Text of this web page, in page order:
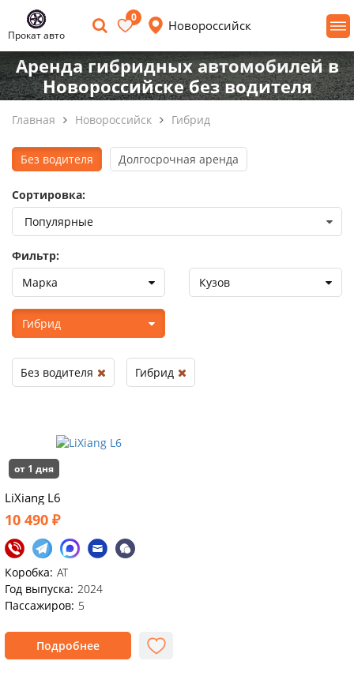
Прокат авто
0
Новороссийск
Аренда гибридных автомобилей в
Новороссийске без водителя
Главная Новороссийск Гибрид
от 1 дня
LiXiang L6
10 490 ₽
Коробка: АТ
Год выпуска: 2024
Пассажиров: 5
Подробнее
Без водителя Долгосрочная аренда
Сортировка:
Фильтр:
Марка
Кузов
Гибрид
Без водителя Гибрид